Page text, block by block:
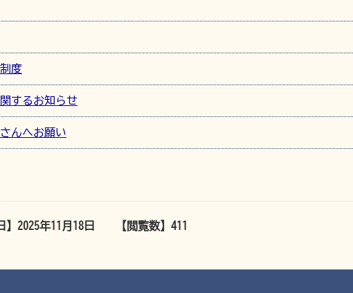
度
するお知らせ
んへお願い
】 2025年11月18日 【閲覧数】 411